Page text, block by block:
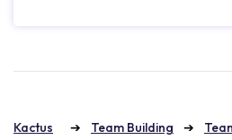
Kactus Team Building